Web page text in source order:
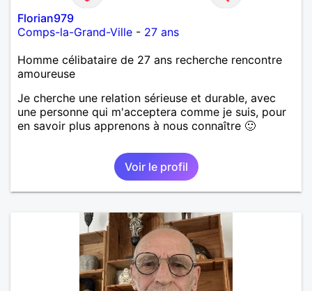
Florian979
Comps-la-Grand-Ville - 27 ans
Homme célibataire de 27 ans recherche rencontre
amoureuse
Je cherche une relation sérieuse et durable, avec
une personne qui m'acceptera comme je suis, pour
en savoir plus apprenons à nous connaître 🙂
Voir le profil